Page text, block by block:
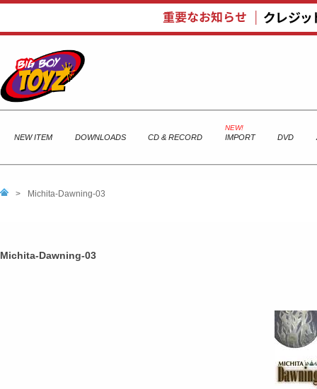
NEW ITEM DOWNLOADS CD & RECORD IMPORT DVD
> Michita-Dawning-03
Michita-Dawning-03